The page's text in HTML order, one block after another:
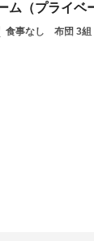
ム（プライベ
食事なし 布団 3組